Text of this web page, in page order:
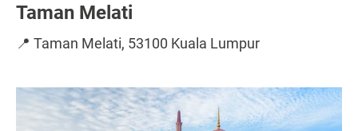
Taman Melati
📍 Taman Melati, 53100 Kuala Lumpur